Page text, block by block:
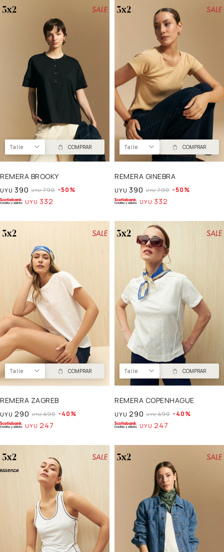
Talle COMPRAR
REMERA BROOKY
UYU 390 UYU 790 50
UYU 332
Talle COMPRAR
REMERA GINEBRA
UYU 390 UYU 790 50
UYU 332
Talle COMPRAR
REMERA ZAGREB
UYU 290 UYU 490 40
UYU 247
Talle COMPRAR
REMERA COPENHAGUE
UYU 290 UYU 490 40
UYU 247